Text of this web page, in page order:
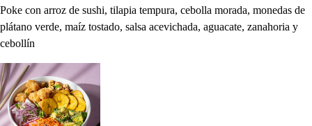
Poke con arroz de sushi, tilapia tempura, cebolla morada, monedas de
plátano verde, maíz tostado, salsa acevichada, aguacate, zanahoria y
cebollín